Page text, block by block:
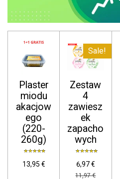
Plaster
miodu
akacjow
ego
(220-
260g)
13,95 €
Sale!
Zestaw
4
zawiesz
ek
zapacho
wych
6,97 €
11,97 €